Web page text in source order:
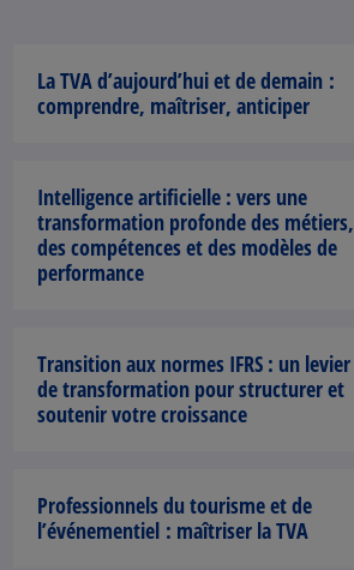
La TVA d’aujourd’hui et de demain :
comprendre, maîtriser, anticiper
Intelligence artificielle : vers une
transformation profonde des métiers,
des compétences et des modèles de
performance
Transition aux normes IFRS : un levier
de transformation pour structurer et
soutenir votre croissance
Professionnels du tourisme et de
l’événementiel : maîtriser la TVA